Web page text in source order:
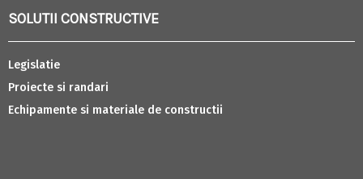
SOLUTII CONSTRUCTIVE
Legislatie
Proiecte si randari
Echipamente si materiale de constructii